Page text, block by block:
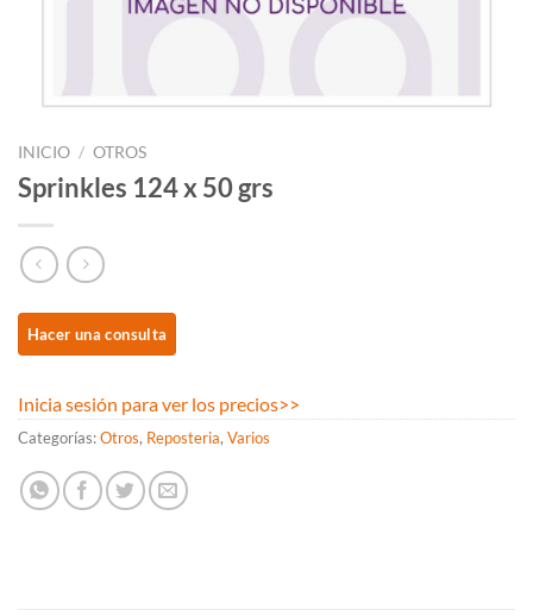
INICIO / OTROS
Sprinkles 124 x 50 grs
Inicia sesión para ver los precios>>
Categorías:Otros, Reposteria, Varios